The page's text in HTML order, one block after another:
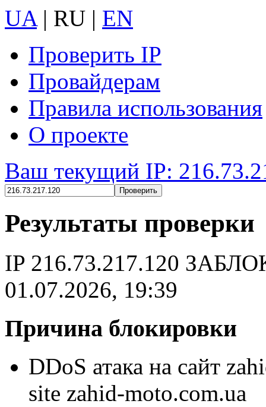
UA| RU | EN
Проверить IP
Провайдерам
Правила использования
О проекте
Ваш текущий IP:
Результаты проверки
IP 216.73.217.120
01.07.2026, 19:39
Причина блокировки
DDoS атака на сайт
site zahid-moto.com.ua